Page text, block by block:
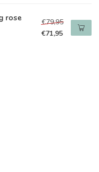
rose
€79,95
€71,95